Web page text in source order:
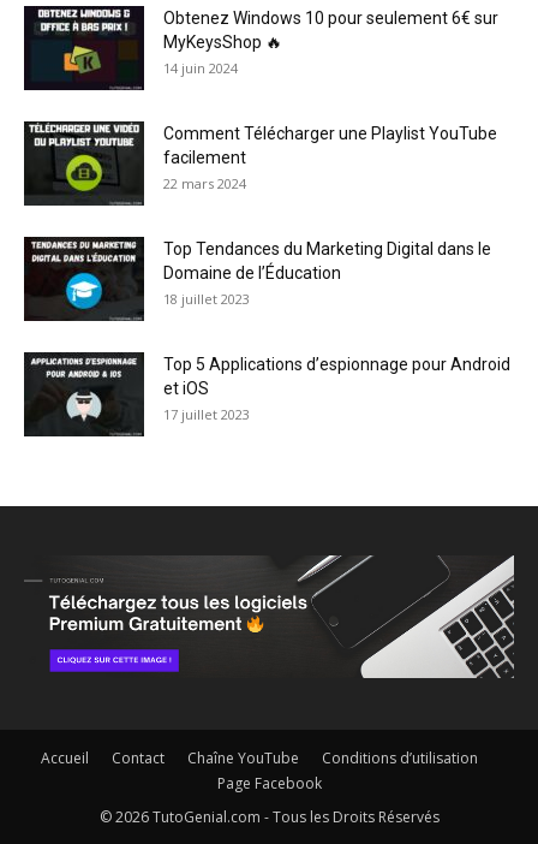
Obtenez Windows 10 pour seulement 6€ sur
MyKeysShop 🔥
14 juin 2024
Comment Télécharger une Playlist YouTube
facilement
22 mars 2024
Top Tendances du Marketing Digital dans le
Domaine de l’Éducation
18 juillet 2023
Top 5 Applications d’espionnage pour Android
et iOS
17 juillet 2023
Accueil Contact Chaîne YouTube
Conditions d’utilisation
Page Facebook
© 2026 TutoGenial.com - Tous les Droits Réservés